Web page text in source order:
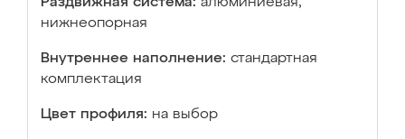
нижнеопорная
Внутреннее наполнение: стандартная
комплектация
Цвет профиля: на выбор